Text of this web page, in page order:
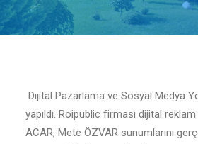
Site içi
Dijital Pazarlama ve Sosyal Medya
yapıldı. Roipublic firması dijital
ACAR, Mete ÖZVAR sunumlarını